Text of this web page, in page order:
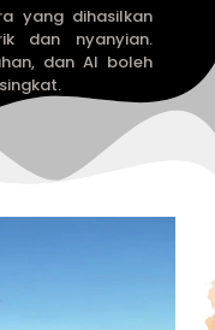
yang dihasilkan
dan nyanyian.
dan AI boleh